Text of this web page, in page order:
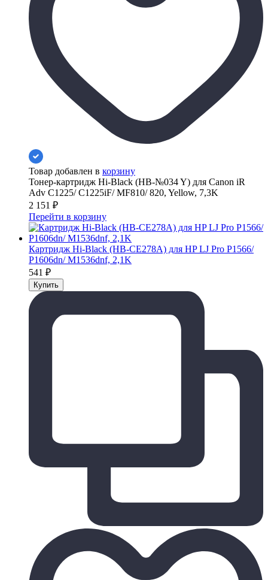
Товар добавлен в корзину
Тонер-картридж Hi-Black (HB-№034 Y) для Canon iR
Adv C1225/ C1225iF/ MF810/ 820, Yellow, 7,3K
2 151 ₽
Перейти в корзину
Картридж Hi-Black (HB-CE278A) для HP LJ Pro P1566/
P1606dn/ M1536dnf, 2,1K
541 ₽